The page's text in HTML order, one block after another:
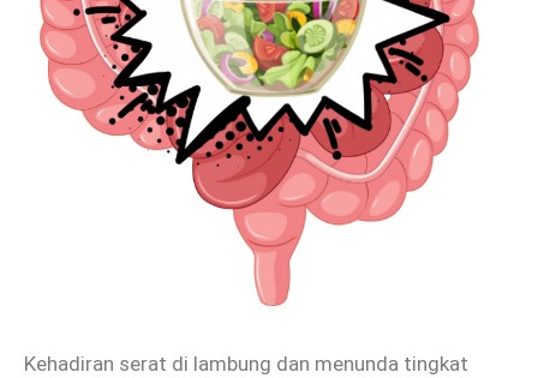
Kehadiran serat di lambung dan menunda tingkat